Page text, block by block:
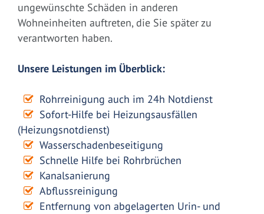
ungewünschte Schäden in anderen
Wohneinheiten auftreten, die Sie später zu
verantworten haben.
Unsere Leistungen im Überblick:
Rohrreinigung auch im 24h Notdienst
Sofort-Hilfe bei Heizungsausfällen
(Heizungsnotdienst)
Wasserschadenbeseitigung
Schnelle Hilfe bei Rohrbrüchen
Kanalsanierung
Abflussreinigung
Entfernung von abgelagerten Urin- und